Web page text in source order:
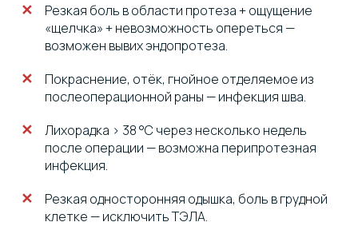
Резкая боль в области протеза + ощущение
«щелчка» + невозможность опереться —
возможен вывих эндопротеза.
Покраснение, отёк, гнойное отделяемое из
послеоперационной раны — инфекция шва.
Лихорадка > 38 °C через несколько недель
после операции — возможна перипротезная
инфекция.
Резкая односторонняя одышка, боль в грудной
клетке — исключить ТЭЛА.